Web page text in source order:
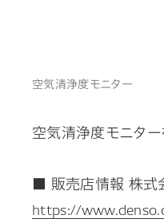
空気清浄度モニター
空気清浄度モニタ
■ 販売店情報 株式
https://